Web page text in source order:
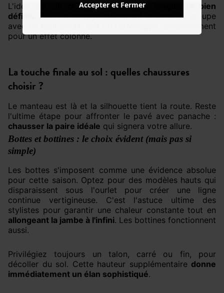
L'idée est de
créer des blocs de longueurs bien
définis
. Soit on dégage clairement la ligne de la jupe
avec un haut court, soit on l'enveloppe complètement
pour un effet colonne.
La touche finale au sol : quelles chaussures
choisir ?
Le manteau est là et la silhouette tient la route. Reste
l'ultime étape pour affronter le pavé avec panache :
chausser la paire idéale qui signera votre allure.
Bottes et bottines : le choix évident (mais pas si
simple)
Les bottes s'imposent comme une évidence absolue
pour cette saison. Optez pour des modèles hauts qui
disparaissent sous l'ourlet pour créer une ligne
continue vertigineuse. C'est l'astuce ultime des
stylistes pour garantir une chaleur constante tout en
allongeant la jambe à l'infini. Les bottines fonctionnent
aussi.
Privilégiez toujours un talon, carré ou fin, pour
décoller du sol. Cette hauteur supplémentaire donne
immédiatement un élan sophistiqué.
Accepter et Fermer